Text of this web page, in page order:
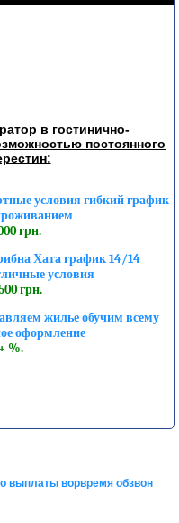
в гостинично-
постоянного
условия гибкий график
грн.
Хата график 14/14
условия
грн.
жилье обучим всему
оформление
%.
выплаты ворвремя обзвон